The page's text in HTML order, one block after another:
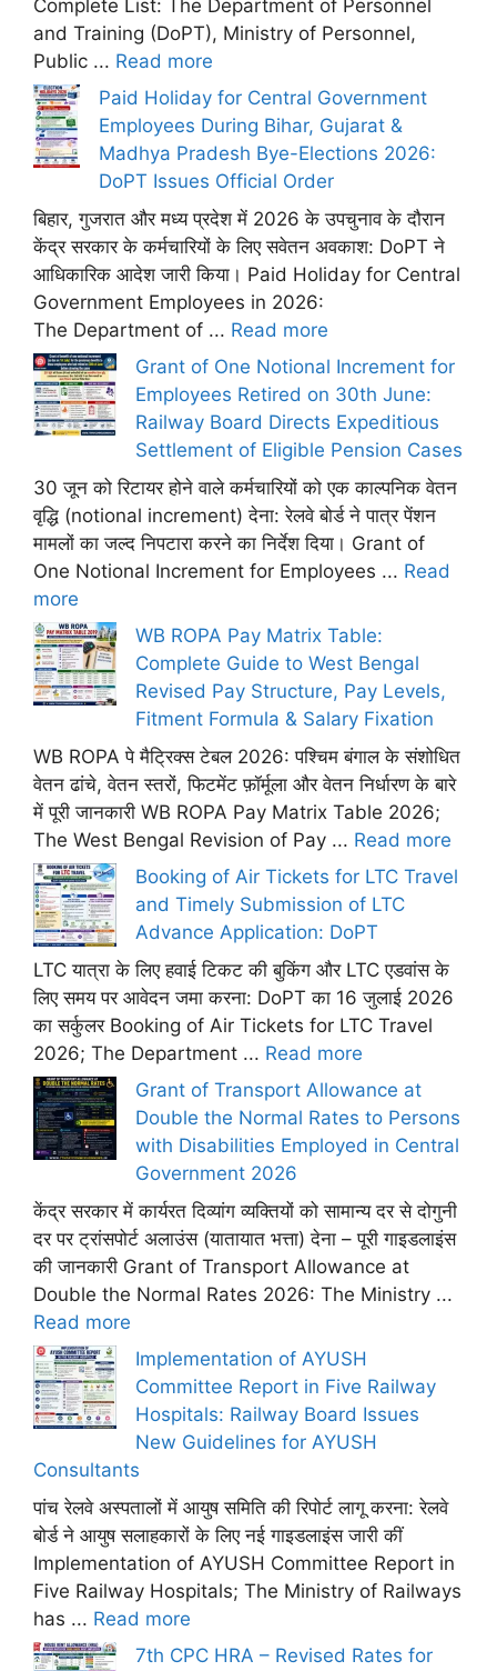
Complete List: The Department of Personnel
and Training (DoPT), Ministry of Personnel,
Public ... Read more
Paid Holiday for Central Government
Employees During Bihar, Gujarat &
Madhya Pradesh Bye-Elections 2026:
DoPT Issues Official Order
बिहार, गुजरात और मध्य प्रदेश में 2026 के उपचुनाव के दौरान
केंद्र सरकार के कर्मचारियों के लिए सवेतन अवकाश: DoPT ने
आधिकारिक आदेश जारी किया। Paid Holiday for Central
Government Employees in 2026:
The Department of ... Read more
Grant of One Notional Increment for
Employees Retired on 30th June:
Railway Board Directs Expeditious
Settlement of Eligible Pension Cases
30 जून को रिटायर होने वाले कर्मचारियों को एक काल्पनिक वेतन
वृद्धि (notional increment) देना: रेलवे बोर्ड ने पात्र पेंशन
मामलों का जल्द निपटारा करने का निर्देश दिया। Grant of
One Notional Increment for Employees ... Read
more
WB ROPA Pay Matrix Table:
Complete Guide to West Bengal
Revised Pay Structure, Pay Levels,
Fitment Formula & Salary Fixation
WB ROPA पे मैट्रिक्स टेबल 2026: पश्चिम बंगाल के संशोधित
वेतन ढांचे, वेतन स्तरों, फिटमेंट फ़ॉर्मूला और वेतन निर्धारण के बारे
में पूरी जानकारी WB ROPA Pay Matrix Table 2026;
The West Bengal Revision of Pay ... Read more
Booking of Air Tickets for LTC Travel
and Timely Submission of LTC
Advance Application: DoPT
LTC यात्रा के लिए हवाई टिकट की बुकिंग और LTC एडवांस के
लिए समय पर आवेदन जमा करना: DoPT का 16 जुलाई 2026
का सर्कुलर Booking of Air Tickets for LTC Travel
2026; The Department ... Read more
Grant of Transport Allowance at
Double the Normal Rates to Persons
with Disabilities Employed in Central
Government 2026
केंद्र सरकार में कार्यरत दिव्यांग व्यक्तियों को सामान्य दर से दोगुनी
दर पर ट्रांसपोर्ट अलाउंस (यातायात भत्ता) देना – पूरी गाइडलाइंस
की जानकारी Grant of Transport Allowance at
Double the Normal Rates 2026: The Ministry ...
Read more
Implementation of AYUSH
Committee Report in Five Railway
Hospitals: Railway Board Issues
New Guidelines for AYUSH
Consultants
पांच रेलवे अस्पतालों में आयुष समिति की रिपोर्ट लागू करना: रेलवे
बोर्ड ने आयुष सलाहकारों के लिए नई गाइडलाइंस जारी कीं
Implementation of AYUSH Committee Report in
Five Railway Hospitals; The Ministry of Railways
has ... Read more
7th CPC HRA – Revised Rates for